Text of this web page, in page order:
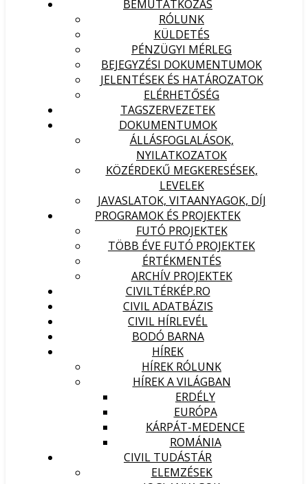
BEMUTATKOZÁS
RÓLUNK
KÜLDETÉS
PÉNZÜGYI MÉRLEG
BEJEGYZÉSI DOKUMENTUMOK
JELENTÉSEK ÉS HATÁROZATOK
ELÉRHETŐSÉG
TAGSZERVEZETEK
DOKUMENTUMOK
ÁLLÁSFOGLALÁSOK,
NYILATKOZATOK
KÖZÉRDEKŰ MEGKERESÉSEK,
LEVELEK
JAVASLATOK, VITAANYAGOK, DÍJ
PROGRAMOK ÉS PROJEKTEK
FUTÓ PROJEKTEK
TÖBB ÉVE FUTÓ PROJEKTEK
ÉRTÉKMENTÉS
ARCHÍV PROJEKTEK
CIVILTÉRKÉP.RO
CIVIL ADATBÁZIS
CIVIL HÍRLEVÉL
BODÓ BARNA
HÍREK
HÍREK RÓLUNK
HÍREK A VILÁGBAN
ERDÉLY
EURÓPA
KÁRPÁT-MEDENCE
ROMÁNIA
CIVIL TUDÁSTÁR
ELEMZÉSEK